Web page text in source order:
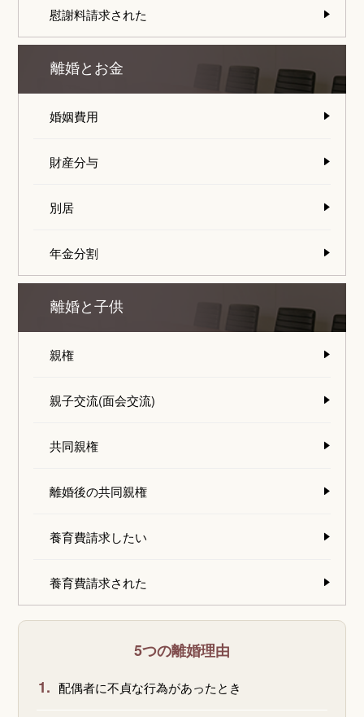
慰謝料請求された
離婚とお金
婚姻費用
財産分与
別居
年金分割
離婚と子供
親権
親子交流(面会交流)
共同親権
離婚後の共同親権
養育費請求したい
養育費請求された
5つの離婚理由
1. 配偶者に不貞な行為があったとき